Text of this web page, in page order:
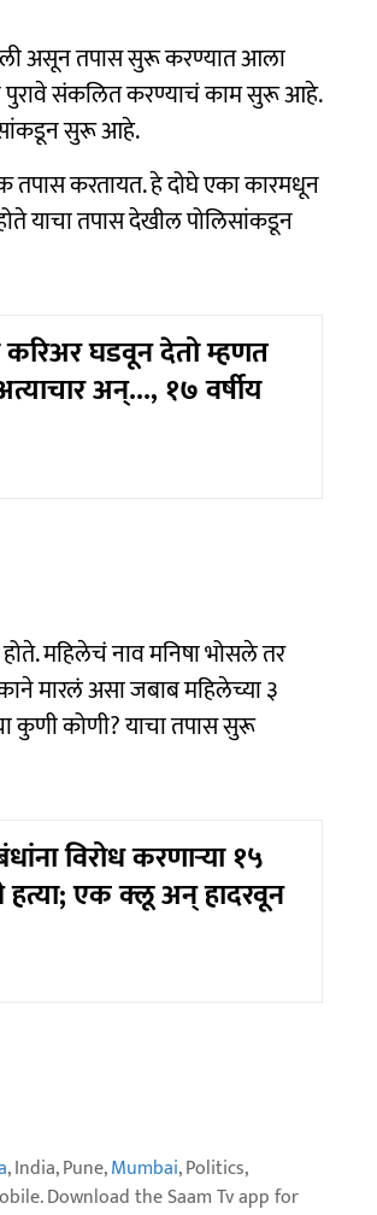
असून तपास सुरू करण्यात आला
पुरावे संकलित करण्याचं काम सुरू आहे.
सुरू आहे.
करतायत. हे दोघे एका कारमधून
याचा तपास देखील पोलिसांकडून
घडवून देतो म्हणत
अन्..., १७ वर्षीय
महिलेचं नाव मनिषा भोसले तर
मारलं असा जबाब महिलेच्या ३
कुणी कोणी? याचा तपास सुरू
विरोध करणाऱ्या १५
हत्या; एक क्लू अन् हादरवून
, India, Pune,Mumbai, Politics,
Download the Saam Tv app for